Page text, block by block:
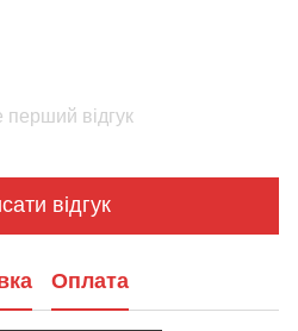
перший відгук
відгук
Оплата